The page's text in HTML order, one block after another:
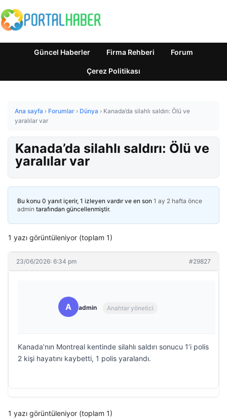
Güncel Haberler Firma Rehberi Forum
Çerez Politikası
Ana sayfa › Forumlar › Dünya › Kanada’da silahlı saldırı: Ölü ve
yaralılar var
Kanada’da silahlı saldırı: Ölü ve
yaralılar var
Bu konu 0 yanıt içerir, 1 izleyen vardır ve en son 1 ay 2 hafta önce
admin tarafından güncellenmiştir.
1 yazı görüntüleniyor (toplam 1)
23/06/2026: 6:34 pm #29827
A admin Anahtar yönetici
Kanada’nın Montreal kentinde silahlı saldırı sonucu 1’i polis
2 kişi hayatını kaybetti, 1 polis yaralandı.
1 yazı görüntüleniyor (toplam 1)